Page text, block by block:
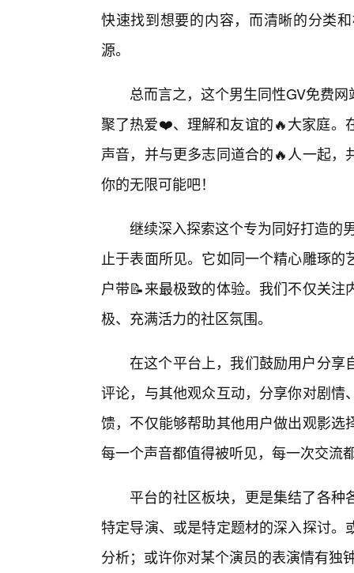
快速找到想要的内容，而清晰的分类
源。
总而言之，这个男生同性GV免费
聚了热爱❤️、理解和友谊的🔥大家庭。
声音，并与更多志同道合的🔥人一起
你的无限可能吧！
继续深入探索这个专为同好打造的
止于表面所见。它如同一个精心雕琢
户带📝来最极致的体验。我们不仅关
极、充满活力的社区氛围。
在这个平台上，我们鼓励用户分享
评论，与其他观众互动，分享你对剧
馈，不仅能够帮助其他用户做出观影
每一个声音都值得被听见，每一次交流
平台的社区板块，更是集结了各
特定导演、或是特定题材的深入探讨
分析；或许你对某个演员的表演情有独